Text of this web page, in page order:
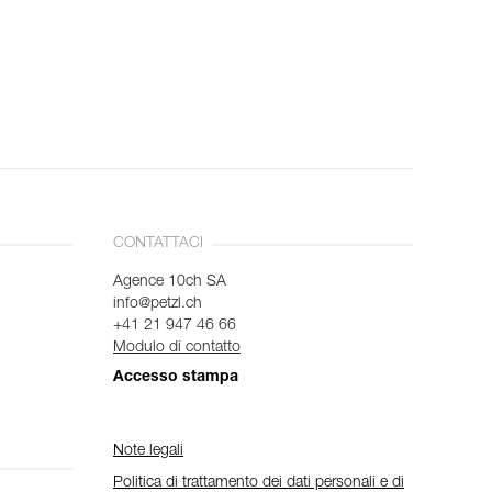
CONTATTACI
Agence 10ch SA
info@petzl.ch
+41 21 947 46 66
Modulo di contatto
Accesso stampa
Note legali
Politica di trattamento dei dati personali e di